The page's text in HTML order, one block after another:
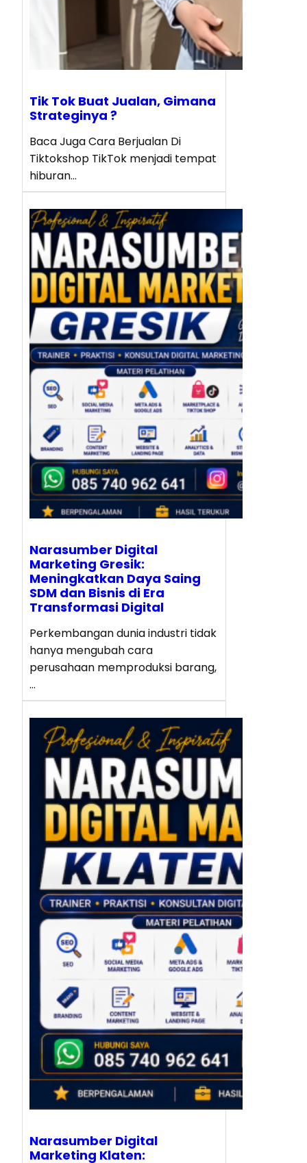
Tik Tok Buat Jualan, Gimana
Strateginya ?
Baca Juga Cara Berjualan Di
Tiktokshop TikTok menjadi tempat
hiburan…
Narasumber Digital
Marketing Gresik:
Meningkatkan Daya Saing
SDM dan Bisnis di Era
Transformasi Digital
Perkembangan dunia industri tidak
hanya mengubah cara
perusahaan memproduksi barang,
…
Narasumber Digital
Marketing Klaten: